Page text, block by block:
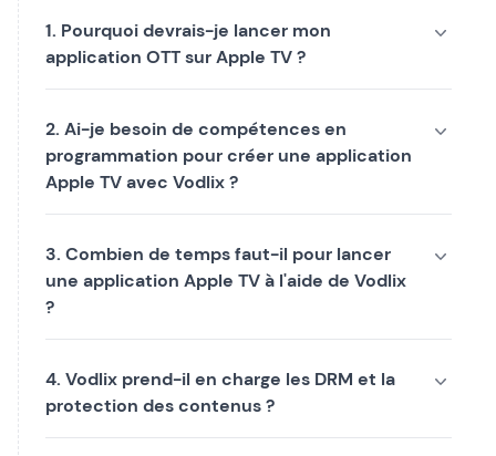
1. Pourquoi devrais-je lancer mon
application OTT sur Apple TV ?
2. Ai-je besoin de compétences en
programmation pour créer une application
Apple TV avec Vodlix ?
3. Combien de temps faut-il pour lancer
une application Apple TV à l'aide de Vodlix
?
4. Vodlix prend-il en charge les DRM et la
protection des contenus ?